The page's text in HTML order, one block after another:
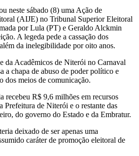
neste sábado (8) uma Ação de
(AIJE) no Tribunal Superior Eleitoral
por Lula (PT) e Geraldo Alckmin
A legeda pede a cassação dos
da inelegibilidade por oito anos.
da Acadêmicos de Niterói no Carnaval
a chapa de abuso de poder político e
dos meios de comunicação.
recebeu R$ 9,6 milhões em recursos
Prefeitura de Niterói e o restante das
do governo do Estado e da Embratur.
deixado de ser apenas uma
caráter de promoção eleitoral de